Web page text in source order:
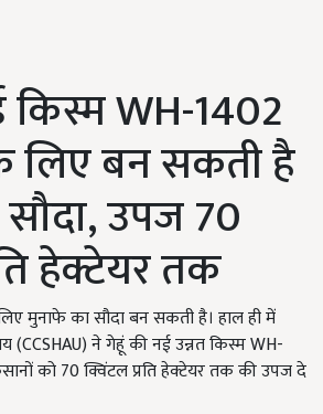
WH-1402
लिए बन सकती है
उपज 70
हेक्टेयर तक
मुनाफे का सौदा बन सकती है। हाल ही में
(CCSHAU) ने गेहूं की नई उन्नत किस्म WH-
को 70 क्विंटल प्रति हेक्टेयर तक की उपज दे